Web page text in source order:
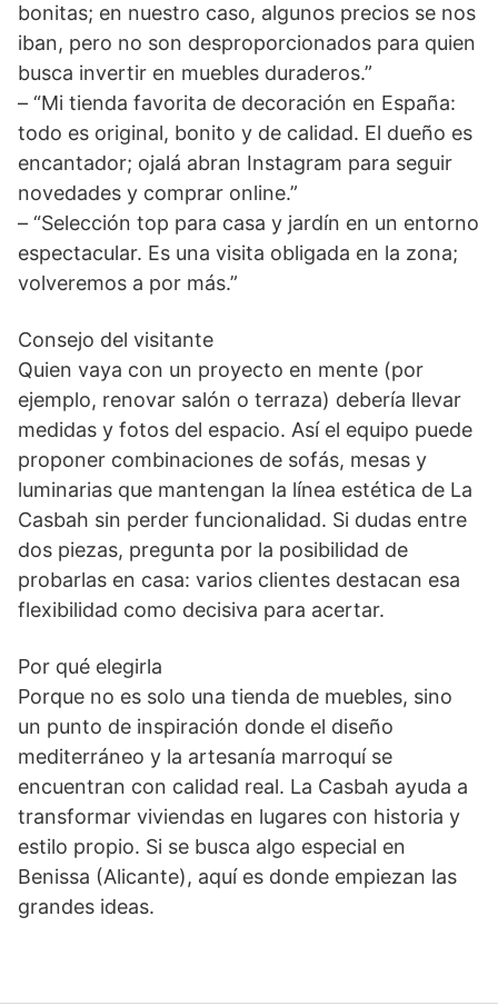
bonitas; en nuestro caso, algunos precios se nos
iban, pero no son desproporcionados para quien
busca invertir en muebles duraderos.”
– “Mi tienda favorita de decoración en España:
todo es original, bonito y de calidad. El dueño es
encantador; ojalá abran Instagram para seguir
novedades y comprar online.”
– “Selección top para casa y jardín en un entorno
espectacular. Es una visita obligada en la zona;
volveremos a por más.”
Consejo del visitante
Quien vaya con un proyecto en mente (por
ejemplo, renovar salón o terraza) debería llevar
medidas y fotos del espacio. Así el equipo puede
proponer combinaciones de sofás, mesas y
luminarias que mantengan la línea estética de La
Casbah sin perder funcionalidad. Si dudas entre
dos piezas, pregunta por la posibilidad de
probarlas en casa: varios clientes destacan esa
flexibilidad como decisiva para acertar.
Por qué elegirla
Porque no es solo una tienda de muebles, sino
un punto de inspiración donde el diseño
mediterráneo y la artesanía marroquí se
encuentran con calidad real. La Casbah ayuda a
transformar viviendas en lugares con historia y
estilo propio. Si se busca algo especial en
Benissa (Alicante), aquí es donde empiezan las
grandes ideas.